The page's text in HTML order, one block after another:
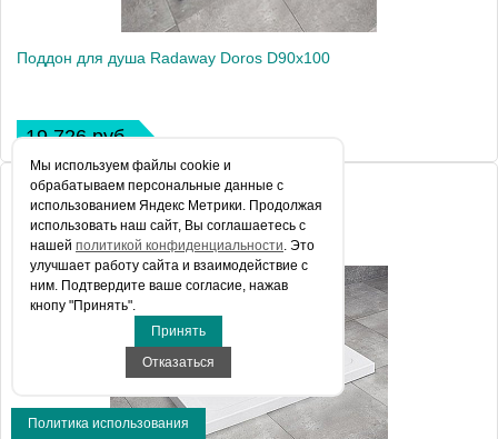
Поддон для душа Radaway Doros D90x100
19 726 руб.
Политика использования
Мы используем файлы сookie и
обрабатываем персональные данные с
использованием Яндекс Метрики. Продолжая
использовать наш сайт, Вы соглашаетесь с
нашей политикой конфиденциальности. Это
улучшает работу сайта и взаимодействие с
ним. Подтвердите ваше согласие, нажав
кнопу "Принять".
Принять
Отказаться